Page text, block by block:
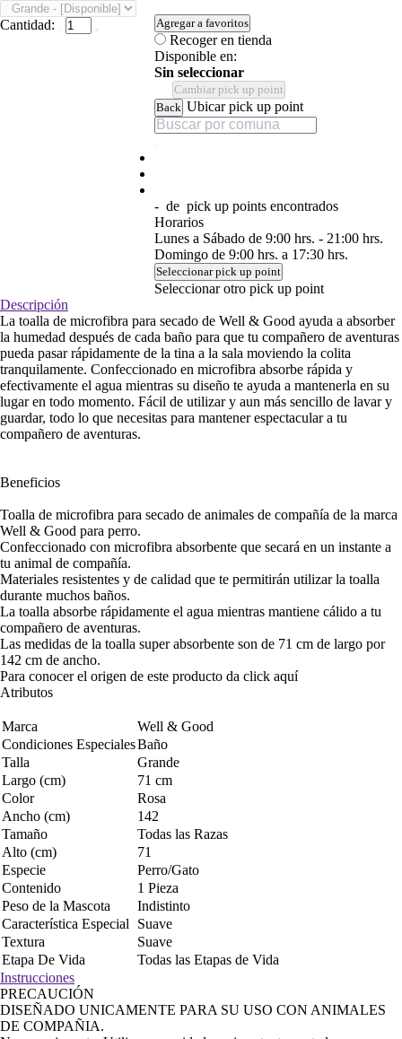
Cantidad: Agregar a favoritos
Recoger en tienda
Disponible en:
Sin seleccionar
Cambiar pick up point
Back Ubicar pick up point
- de pick up points encontrados
Horarios
Lunes a Sábado de 9:00 hrs. - 21:00 hrs.
Domingo de 9:00 hrs. a 17:30 hrs.
Seleccionar pick up point
Seleccionar otro pick up point
Descripción
La toalla de microfibra para secado de Well & Good ayuda a absorber
la humedad después de cada baño para que tu compañero de aventuras
pueda pasar rápidamente de la tina a la sala moviendo la colita
tranquilamente. Confeccionado en microfibra absorbe rápida y
efectivamente el agua mientras su diseño te ayuda a mantenerla en su
lugar en todo momento. Fácil de utilizar y aun más sencillo de lavar y
guardar, todo lo que necesitas para mantener espectacular a tu
compañero de aventuras.
Beneficios
Toalla de microfibra para secado de animales de compañía de la marca
Well & Good para perro.
Confeccionado con microfibra absorbente que secará en un instante a
tu animal de compañía.
Materiales resistentes y de calidad que te permitirán utilizar la toalla
durante muchos baños.
La toalla absorbe rápidamente el agua mientras mantiene cálido a tu
compañero de aventuras.
Las medidas de la toalla super absorbente son de 71 cm de largo por
142 cm de ancho.
Para conocer el origen de este producto da click aquí
Atributos
Marca
Well & Good
Condiciones EspecialesBaño
Talla
Grande
Largo (cm)
71 cm
Color
Rosa
Ancho (cm)
142
Tamaño
Todas las Razas
Alto (cm)
71
Especie
Perro/Gato
Contenido
1 Pieza
Peso de la Mascota
Indistinto
Característica Especial
Suave
Textura
Suave
Etapa De Vida
Todas las Etapas de Vida
Instrucciones
PRECAUCIÓN
DISEÑADO UNICAMENTE PARA SU USO CON ANIMALES
DE COMPAÑIA.